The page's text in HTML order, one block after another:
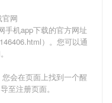
网
手机app下载的官方网址
）。您可以通
会在页面上找到一个醒
至注册页面。